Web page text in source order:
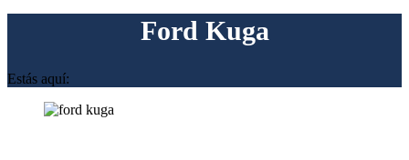
Ford Kuga
Estás aquí: